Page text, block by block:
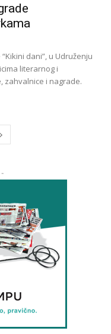
dani”, u Udruženju
literarnog i
zahvalnice i nagrade.
-